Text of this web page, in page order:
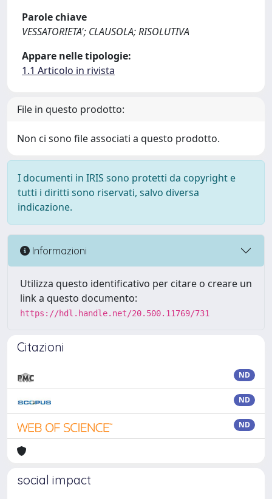
Parole chiave
VESSATORIETA'; CLAUSOLA; RISOLUTIVA
Appare nelle tipologie:
1.1 Articolo in rivista
File in questo prodotto:
Non ci sono file associati a questo prodotto.
I documenti in IRIS sono protetti da copyright e
tutti i diritti sono riservati, salvo diversa
indicazione.
Informazioni
Utilizza questo identificativo per citare o creare un
link a questo documento:
https://hdl.handle.net/20.500.11769/731
Citazioni
ND
ND
ND
social impact